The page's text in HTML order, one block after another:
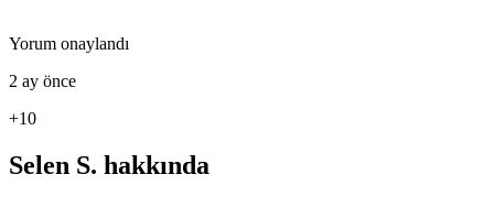
Yorum onaylandı
2 ay önce
+10
Selen S. hakkında